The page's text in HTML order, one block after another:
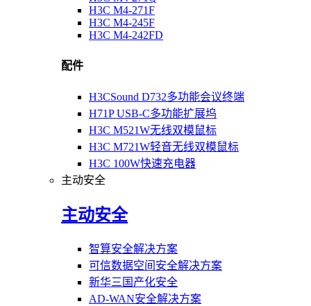
H3C M4-271F
H3C M4-245F
H3C M4-242FD
配件
H3CSound D732多功能会议终端
H71P USB-C多功能扩展坞
H3C M521W无线双模鼠标
H3C M721W轻音无线双模鼠标
H3C 100W快速充电器
主动安全
主动安全
智算安全解决方案
可信数据空间安全解决方案
新华三国产化安全
AD-WAN安全解决方案